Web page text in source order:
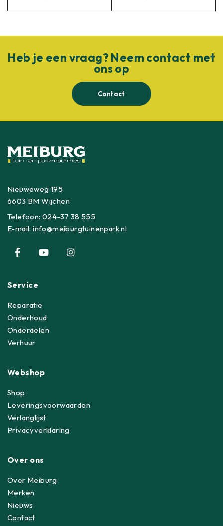
Heb je een vraag? Neem contact met
ons op
Contact
Nieuweweg 195
6603 BM Wijchen
Telefoon:024-37 38 555
E-mail:info@meiburgtuinenpark.nl
Service
Reparatie
Onderhoud
Onderdelen
Verhuur
Webshop
Shop
Leveringsvoorwaarden
Verlanglijst
Privacyverklaring
Over ons
Over Meiburg
Merken
Nieuws
Contact